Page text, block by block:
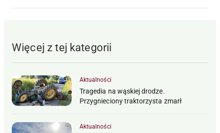
Więcej z tej kategorii
Aktualności
Tragedia na wąskiej drodze.
Przygnieciony traktorzysta zmarł
Aktualności